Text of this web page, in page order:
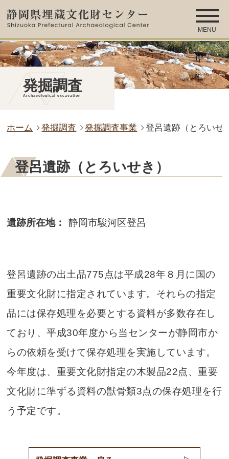
MENU
発掘調査
Archaeological excavation
ホーム 発掘調査 発掘調査事業 登呂遺跡（とろいせ
登呂遺跡（とろいせき）
遺跡所在地： 静岡市駿河区登呂
登呂遺跡の出土品775点は平成28年８月に国の
重要文化財に指定されています。それらの指定
品には保存処理を必要とする資料が多数存在し
ており、平成30年度から当センターが静岡市か
らの依頼を受けて保存処理を実施しています。
今年度は、重要文化財指定の木製品22点、重要
文化財に準ずる資料の獣骨類3点の保存処理を行
う予定です。